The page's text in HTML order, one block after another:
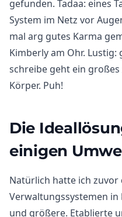
gefunden. Tadaa: eines
System im Netz vor
mal arg gutes Karma
Kimberly am Ohr.
schreibe geht ein
Körper. Puh!
Die
einigen
Natürlich hatte ich zuvor
Verwaltungssystemen
und größere. Etablierte